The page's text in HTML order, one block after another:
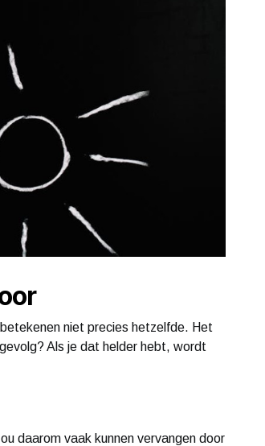
niet precies hetzelfde. Het
Als je dat helder hebt, wordt
daarom vaak kunnen vervangen door